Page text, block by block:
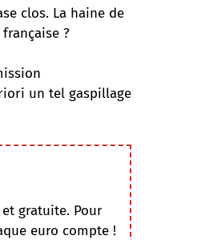
clos. La haine de
?
un tel gaspillage
gratuite. Pour
euro compte !